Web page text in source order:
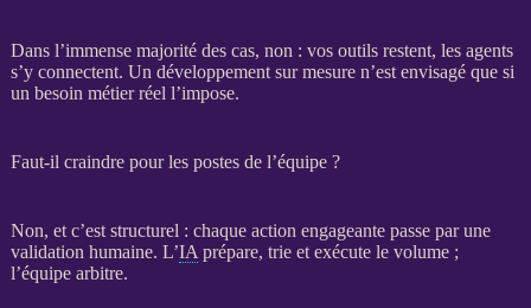
Dans l’immense majorité des cas, non : vos outils restent, les agents
s’y connectent. Un développement sur mesure n’est envisagé que si
un besoin métier réel l’impose.
Faut-il craindre pour les postes de l’équipe ?
Non, et c’est structurel : chaque action engageante passe par une
validation humaine. L’IA prépare, trie et exécute le volume ;
l’équipe arbitre.